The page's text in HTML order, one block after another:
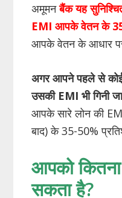
अमूमनबैंक यह
EMI आपके वेतन के
आपके वेतन के आधार
अगर आपने पहले से
उसकी EMI भी गिनी
आपके सारे लोन की
बाद) के 35-50%
आपको
सकता है?